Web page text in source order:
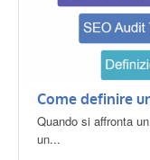
Come definire
Quando si affronta
un...